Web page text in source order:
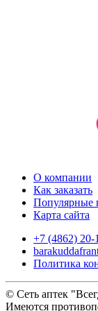
О компании
Как заказать
Популярные
Карта сайта
+7 (4862) 20-
Политика
© Сеть аптек
Имеются